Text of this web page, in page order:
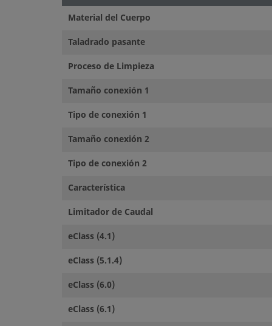
Material del Cuerpo
Taladrado pasante
Proceso de Limpieza
Tamaño conexión 1
Tipo de conexión 1
Tamaño conexión 2
Tipo de conexión 2
Característica
Limitador de Caudal
eClass (4.1)
eClass (5.1.4)
eClass (6.0)
eClass (6.1)